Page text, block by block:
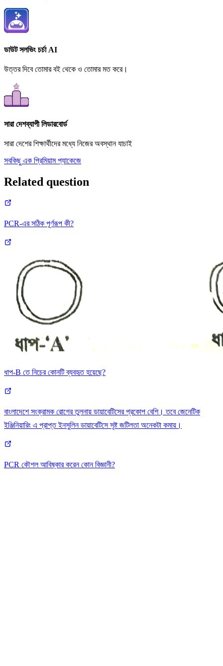
ডাউট সলভিং চর্চা AI
উত্তর দিবে তোমার বই থেকে ও তোমার মত করে।
সারা দেশব্যাপী লিডারবোর্ড
সারা দেশের শিক্ষার্থীদের মধ্যে নিজের অবস্থান যাচাই
সবকিছু এক প্রিমিয়াম প্যাকেজে
Related question
PCR-এর সঠিক পূর্ণরূপ কী?
ধাপ-B তে নিচের কোনটি ব্যবহৃত হয়েছে?
বাংলাদেশে সংক্রামক রোগের তুলনায় ডায়াবেটিসের প্রকোপ বেশি। তবে জেনেটিক
ইঞ্জিনিয়ারিং এ প্রাপ্ত ইনসুলিন ডায়াবেটিসে সৃষ্ট জটিলতা অনেকটা কমায়।
PCR কৌশল আবিষ্কার করেন কোন বিজ্ঞানী?